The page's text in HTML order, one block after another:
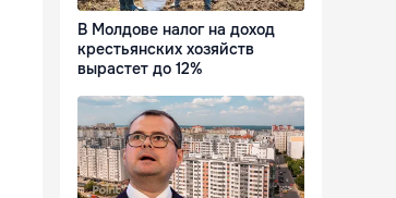
В Молдове налог на доход
крестьянских хозяйств
вырастет до 12%